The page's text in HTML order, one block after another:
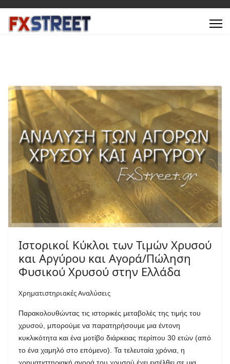
Ιστορικοί Κύκλοι των Τιμών Χρυσού
και Αργύρου και Αγορά/Πώληση
Φυσικού Χρυσού στην Ελλάδα
Χρηματιστηριακές Αναλύσεις
Παρακολουθώντας τις ιστορικές μεταβολές της τιμής του
χρυσού, μπορούμε να παρατηρήσουμε μια έντονη
κυκλικότητα και ένα μοτίβο διάρκειας περίπου 30 ετών (από
το ένα χαμηλό στο επόμενο). Τα τελευταία χρόνια, η
χρηματιστηριακή αγορά του χρυσού έχει εισέλθει σε μια